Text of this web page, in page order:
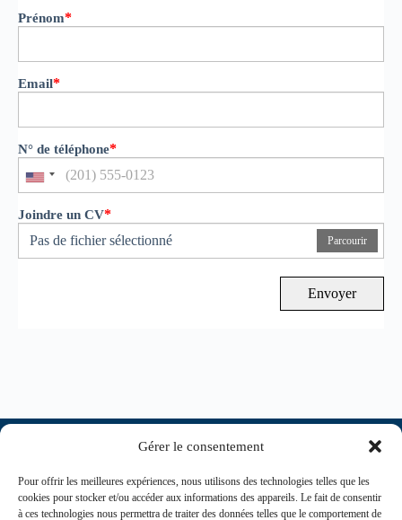
Gérer le consentement
Pour offrir les meilleures expériences, nous utilisons des technologies telles que les
cookies pour stocker et/ou accéder aux informations des appareils. Le fait de consentir
à ces technologies nous permettra de traiter des données telles que le comportement de
Prénom*
Email*
N° de téléphone*
Joindre un CV*
Pas de fichier sélectionné
Parcourir
Envoyer